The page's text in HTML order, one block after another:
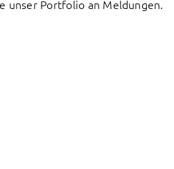
unser Portfolio an Meldungen.